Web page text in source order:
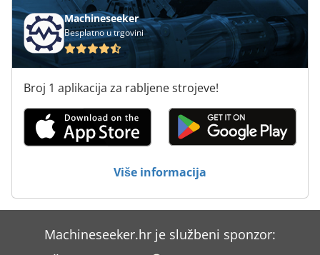
Machineseeker
Besplatno u trgovini
Broj 1 aplikacija za rabljene strojeve!
Više informacija
Machineseeker.hr je službeni sponzor: